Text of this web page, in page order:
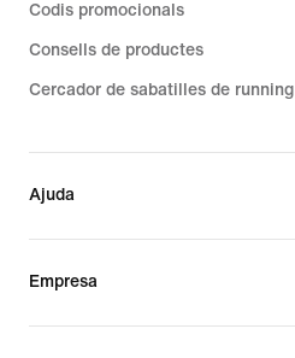
Codis promocionals
Consells de productes
Cercador de sabatilles de running
Ajuda
Empresa